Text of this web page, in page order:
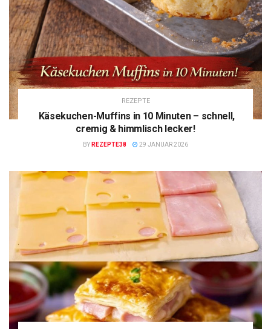
REZEPTE
Käsekuchen-Muffins in 10 Minuten – schnell,
cremig & himmlisch lecker!
BY REZEPTE38 29 JANUAR 2026